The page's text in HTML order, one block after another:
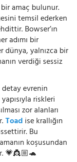
amaç bulunur.
temsil ederken
Bowser’ın
adımı bir
dünya, yalnızca bir
verdiği sessiz
evrenin
riskleri
zor alanları
Toad ise krallığın
Bu
koşusundan
💗👸🏼🐢